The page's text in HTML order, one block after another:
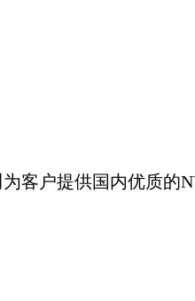
为客户提供国内优质的